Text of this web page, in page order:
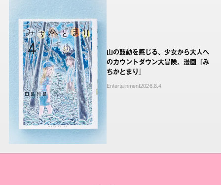
山の鼓動を感じる、少女から大人へ
のカウントダウン大冒険。漫画『み
ちかとまり』
Entertainment2026.8.4